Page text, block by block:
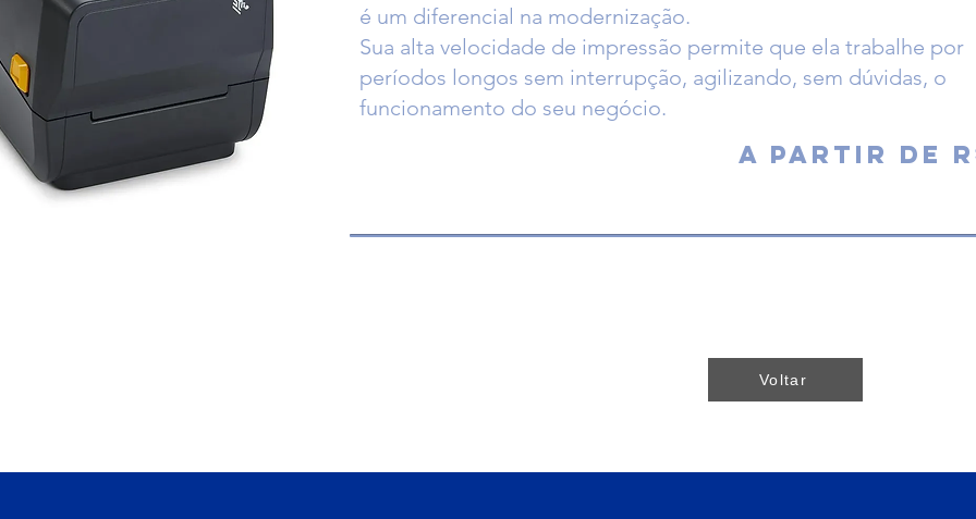
é um diferencial na modernização.
Sua alta velocidade de impressão permite que ela trabalhe por
períodos longos sem interrupção, agilizando, sem dúvidas, o
funcionamento do seu negócio.
A partir de
Voltar